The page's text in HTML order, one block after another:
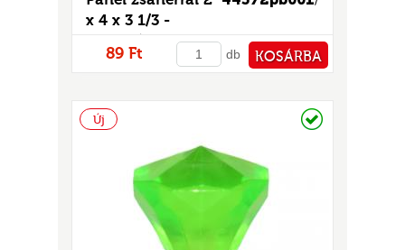
x 4 x 3 1/3 -
mintás/matricás
89 Ft db KOSÁRBA
Új